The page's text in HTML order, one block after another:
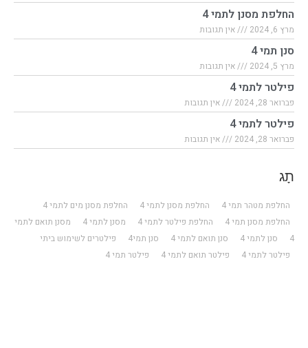
החלפת מסנן לתמי 4
מרץ 6, 2024 אין תגובות
סנן תמי 4
מרץ 5, 2024 אין תגובות
פילטר לתמי 4
פברואר 28, 2024 אין תגובות
פילטר לתמי 4
פברואר 28, 2024 אין תגובות
תָג
החלפת מטהר תמי 4 החלפת מסנן לתמי 4
החלפת מסנן מים לתמי 4
החלפת מסנן תמי 4
החלפת פילטר לתמי 4 מסנן לתמי 4
מסנן תואם לתמי
4
סנן לתמי 4 סנן תואם לתמי 4 סנן תמי4
פילטרים לשימוש ביתי
פילטר לתמי 4
פילטר תואם לתמי 4 פילטר תמי 4